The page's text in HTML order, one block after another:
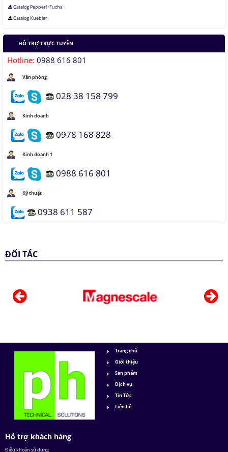
Catalog Pepperl+Fuchs
Catalog Kuebler
HỖ TRỢ TRỰC TUYẾN
Hotline: 0988 616 801
Văn phòng
028 38 158 799
Kinh doanh
0978 168 828
Kinh doanh 1
0988 616 801
Kỹ thuật
0938 611 587
ĐỐI TÁC
Trang chủ
Giới thiệu
Sản phẩm
Dịch vụ
Tin Tức
Liên hệ
Hỗ trợ khách hàng
Điều khoản sử dụng